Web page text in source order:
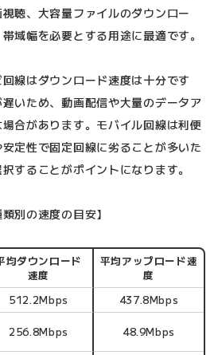
聴、大容量ファイルのダウンロー
域幅を必要とする用途に最適です。
線はダウンロード速度は十分です
いため、動画配信や大量のデータア
合があります。モバイル回線は利便
定性で固定回線に劣ることが多いた
することがポイントになります。
別の速度の目安】
均ダウンロード
速度
平均アップロード速
度
512.2Mbps
437.8Mbps
256.8Mbps 48.9Mbps